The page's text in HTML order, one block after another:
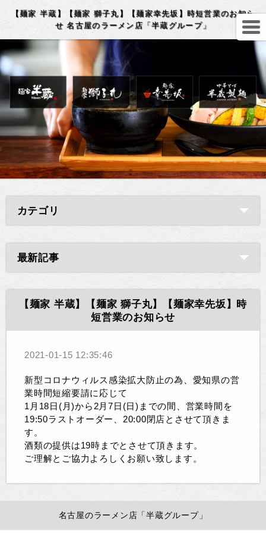
【麺家 半蔵】【麺家 獅子丸】【麺家幸先坂】時短営業のお知ら
せ 名古屋のラーメン店「半蔵グループ」
カテゴリ
最新記事
【麺家 半蔵】【麺家 獅子丸】【麺家幸先坂】時
短営業のお知らせ
2021-01-15 12:35:46
新型コロナウィルス感染拡大防止の為、愛知県の営
業時間短縮要請に応じて
1月18日(月)から2月7日(日)までの間、営業時間を
19:50ラストオーダー、20:00閉店とさせて頂きま
す。
酒類の提供は19時までとさせて頂きます。
ご理解とご協力よろしくお願い致します。
名古屋のラーメン店「半蔵グループ」